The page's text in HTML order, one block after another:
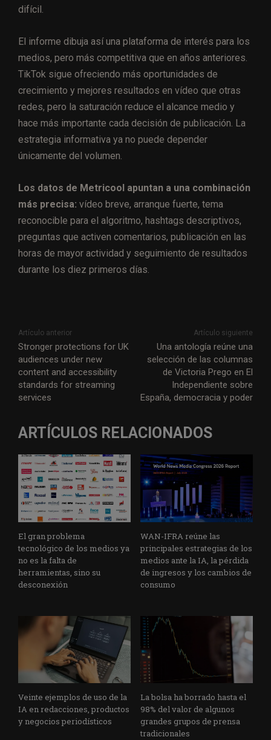
difícil.
El informe dibuja así una plataforma de interés para los
medios, pero más competitiva que en años anteriores.
TikTok sigue ofreciendo más oportunidades de
crecimiento y mejores resultados en vídeo que otras
redes, pero la saturación reduce el alcance medio y
hace más importante cada decisión de publicación. La
estrategia informativa ya no puede depender
únicamente del volumen.
Los datos de Metricool apuntan a una combinación
más precisa: vídeo breve, arranque fuerte, tema
reconocible para el algoritmo, hashtags descriptivos,
preguntas que activen comentarios, publicación en las
horas de mayor actividad y seguimiento de resultados
durante los diez primeros días.
Artículo anterior
Stronger protections for UK
audiences under new
content and accessibility
standards for streaming
services
Artículo siguiente
Una antología reúne una
selección de las columnas
de Victoria Prego en El
Independiente sobre
España, democracia y poder
ARTÍCULOS RELACIONADOS
El gran problema
tecnológico de los medios ya
no es la falta de
herramientas, sino su
desconexión
WAN-IFRA reúne las
principales estrategias de los
medios ante la IA, la pérdida
de ingresos y los cambios de
consumo
Veinte ejemplos de uso de la
IA en redacciones, productos
y negocios periodísticos
La bolsa ha borrado hasta el
98% del valor de algunos
grandes grupos de prensa
tradicionales